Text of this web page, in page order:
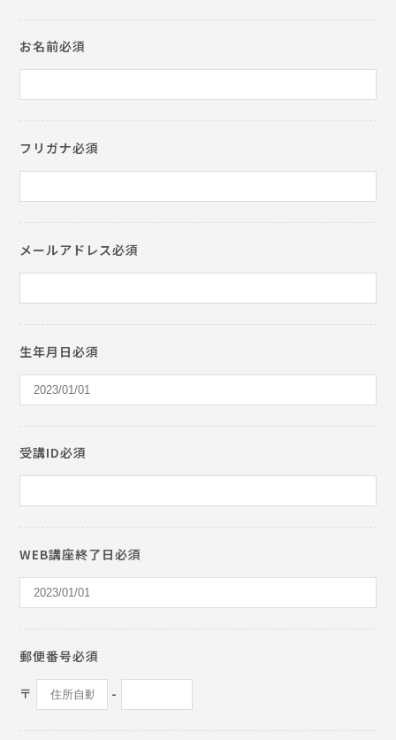
お名前必須
フリガナ必須
メールアドレス必須
生年月日必須
受講ID必須
WEB講座終了日必須
郵便番号必須
〒 -